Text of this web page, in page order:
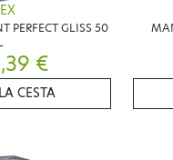
PERFECT GLISS 50
€
CESTA